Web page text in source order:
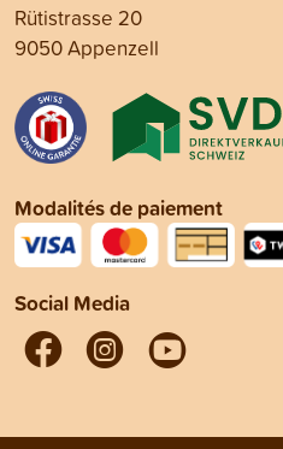
Rütistrasse 20
9050 Appenzell
Modalités de paiement
Social Media